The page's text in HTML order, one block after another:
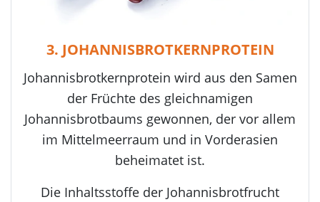
3. JOHANNISBROTKERNPROTEIN
Johannisbrotkernprotein wird aus den Samen
der Früchte des gleichnamigen
Johannisbrotbaums gewonnen, der vor allem
im Mittelmeerraum und in Vorderasien
beheimatet ist.
Die Inhaltsstoffe der Johannisbrotfrucht